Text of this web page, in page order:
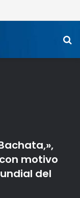
motivo
del